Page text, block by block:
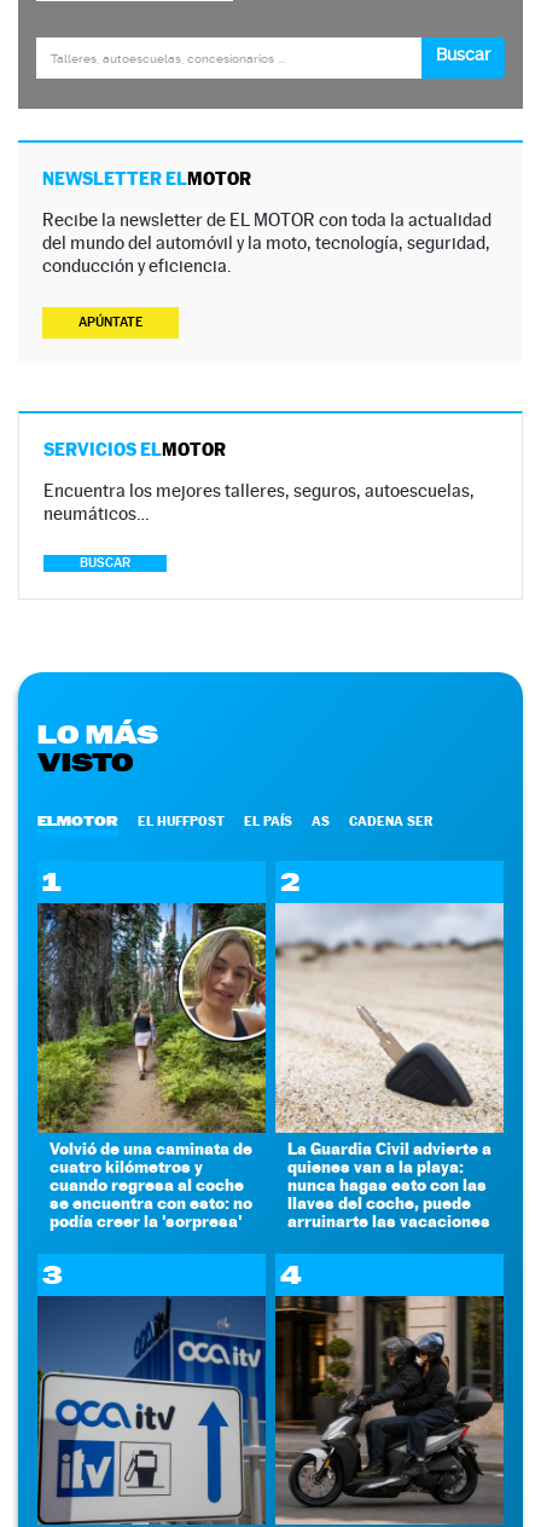
NEWSLETTER ELMOTOR
Recibe la newsletter de EL MOTOR con toda la actualidad
del mundo del automóvil y la moto, tecnología, seguridad,
conducción y eficiencia.
APÚNTATE
SERVICIOS ELMOTOR
Encuentra los mejores talleres, seguros, autoescuelas,
neumáticos…
BUSCAR
LO MÁS
VISTO
ELMOTOR EL HUFFPOST EL PAÍS AS CADENA SER
1
Volvió de una caminata de
cuatro kilómetros y
cuando regresa al coche
se encuentra con esto: no
podía creer la 'sorpresa'
2
La Guardia Civil advierte a
quienes van a la playa:
nunca hagas esto con las
llaves del coche, puede
arruinarte las vacaciones
3 4